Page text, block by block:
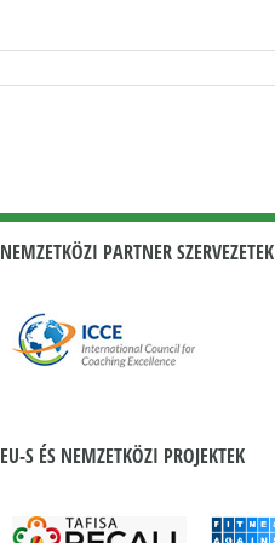
NEMZETKÖZI PARTNER SZERVEZETEK
EU-S ÉS NEMZETKÖZI PROJEKTEK